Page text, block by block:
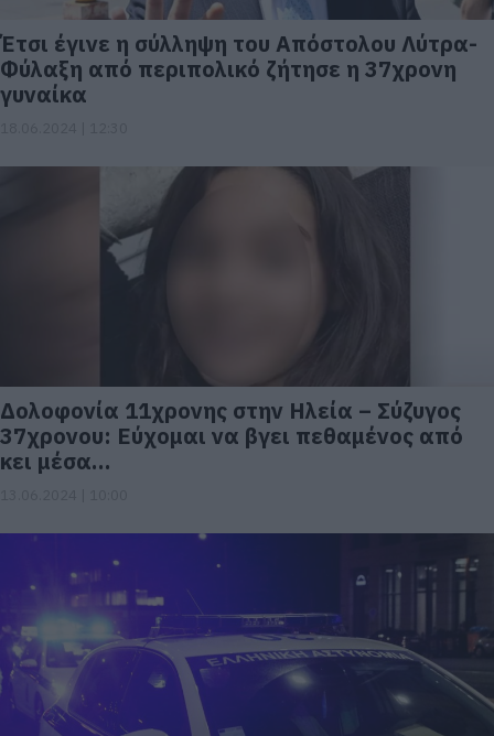
Έτσι έγινε η σύλληψη του Απόστολου Λύτρα-
Φύλαξη από περιπολικό ζήτησε η 37χρονη
γυναίκα
Δολοφονία 11χρονης στην Ηλεία – Σύζυγος
37χρονου: Εύχομαι να βγει πεθαμένος από
κει μέσα…